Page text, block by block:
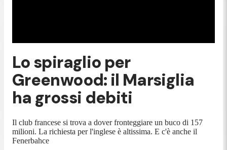
Lo spiraglio per
Greenwood: il Marsiglia
ha grossi debiti
Il club francese si trova a dover fronteggiare un buco di 157
milioni. La richiesta per l'inglese è altissima. E c'è anche il
Fenerbahce